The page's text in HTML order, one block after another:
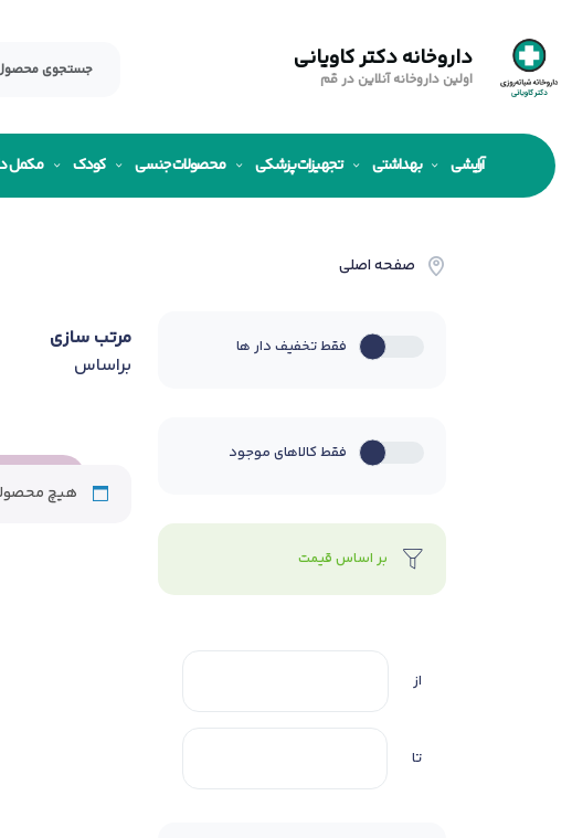
داروخانه دکتر کاویانی
اولین داروخانه آنلاین در قم
آرایشی بهداشتی تجهیزات پزشکی محصولات جنسی کودک مکمل
صفحه اصلی
فقط تخفیف دار ها
فقط کالاهای موجود
بر اساس قیمت
از
تا
مرتب سازی
براساس
هیچ